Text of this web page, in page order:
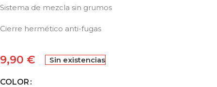
Sistema de mezcla sin grumos
Cierre hermético anti-fugas
9,90 € Sin existencias
COLOR